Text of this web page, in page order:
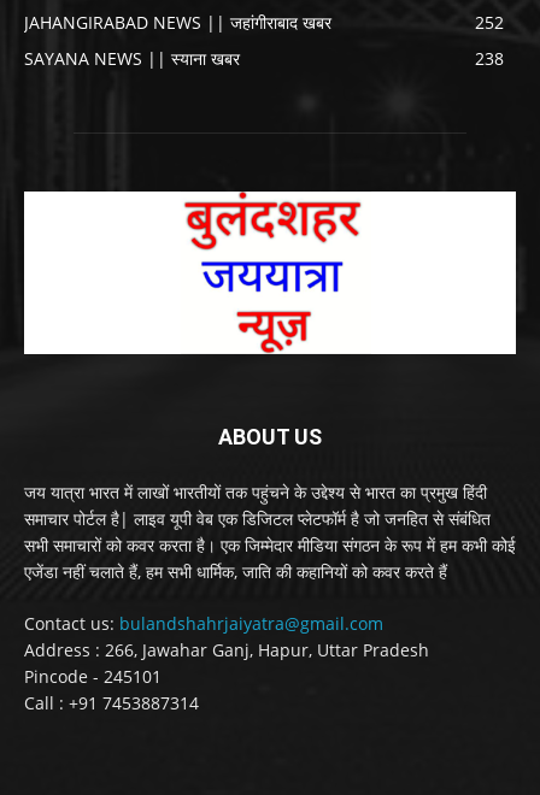
JAHANGIRABAD NEWS || जहांगीराबाद खबर
252
SAYANA NEWS || स्याना खबर
238
ABOUT US
जय यात्रा भारत में लाखों भारतीयों तक पहुंचने के उद्देश्य से भारत का प्रमुख हिंदी
समाचार पोर्टल है| लाइव यूपी वेब एक डिजिटल प्लेटफॉर्म है जो जनहित से संबंधित
सभी समाचारों को कवर करता है। एक जिम्मेदार मीडिया संगठन के रूप में हम कभी कोई
एजेंडा नहीं चलाते हैं, हम सभी धार्मिक, जाति की कहानियों को कवर करते हैं
Contact us: bulandshahrjaiyatra@gmail.com
Address : 266, Jawahar Ganj, Hapur, Uttar Pradesh
Pincode - 245101
Call : +91 7453887314